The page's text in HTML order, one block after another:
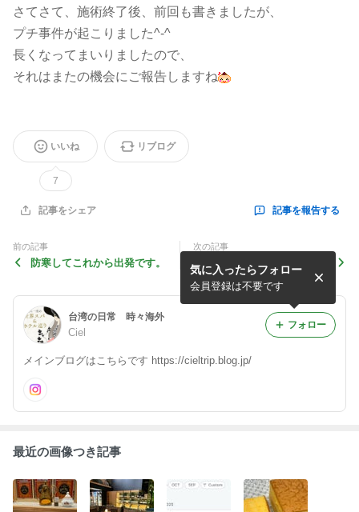
さてさて、施術終了後、前回も書きましたが、
プチ事件が起こりました^-^
長くなってまいりましたので、
それはまたの機会にご報告しますね
いいね
7
リブログ
記事をシェア 記事を報告する
前の記事
防寒してこれから出発です。
次の記事
チェジュ島、またいつか。
台湾の日常 時々海外
Ciel
メインブログはこちらです https://cieltrip.blog.jp/
気に入ったらフォロー
会員登録は不要です
フォロー
最近の画像つき記事